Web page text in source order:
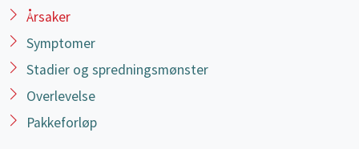
Årsaker
Symptomer
Stadier og spredningsmønster
Overlevelse
Pakkeforløp